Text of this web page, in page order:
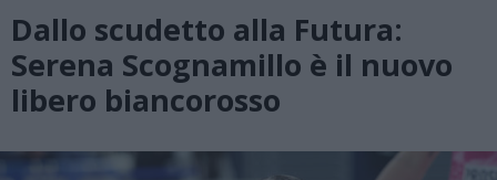
Dallo scudetto alla Futura:
Serena Scognamillo è il nuovo
libero biancorosso